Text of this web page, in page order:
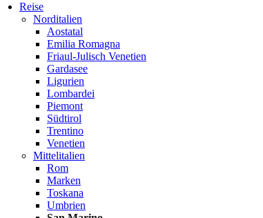
Reise
Norditalien
Aostatal
Emilia Romagna
Friaul-Julisch Venetien
Gardasee
Ligurien
Lombardei
Piemont
Südtirol
Trentino
Venetien
Mittelitalien
Rom
Marken
Toskana
Umbrien